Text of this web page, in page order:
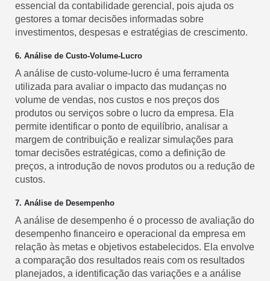
essencial da contabilidade gerencial, pois ajuda os
gestores a tomar decisões informadas sobre
investimentos, despesas e estratégias de crescimento.
6. Análise de Custo-Volume-Lucro
A análise de custo-volume-lucro é uma ferramenta
utilizada para avaliar o impacto das mudanças no
volume de vendas, nos custos e nos preços dos
produtos ou serviços sobre o lucro da empresa. Ela
permite identificar o ponto de equilíbrio, analisar a
margem de contribuição e realizar simulações para
tomar decisões estratégicas, como a definição de
preços, a introdução de novos produtos ou a redução de
custos.
7. Análise de Desempenho
A análise de desempenho é o processo de avaliação do
desempenho financeiro e operacional da empresa em
relação às metas e objetivos estabelecidos. Ela envolve
a comparação dos resultados reais com os resultados
planejados, a identificação das variações e a análise